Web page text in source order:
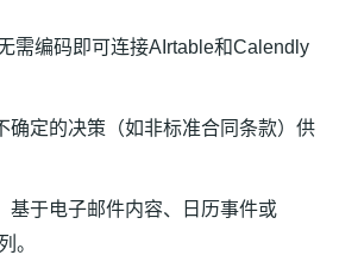
需编码即可连接AIrtable和Calendly
确定的决策（如非标准合同条款）供
基于电子邮件内容、日历事件或
。